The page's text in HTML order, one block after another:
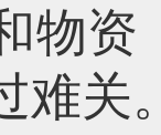
物资
难关